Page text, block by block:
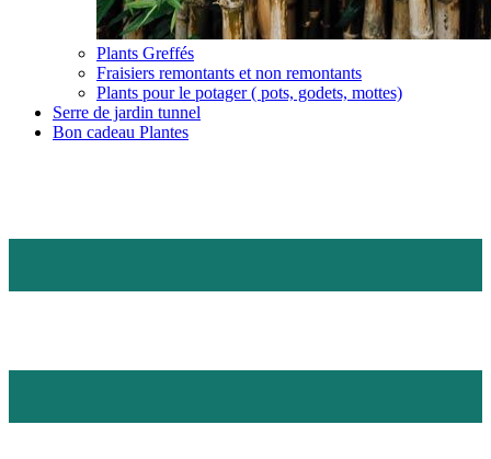
Plants Greffés
Fraisiers remontants et non remontants
Plants pour le potager ( pots, godets, mottes)
Serre de jardin tunnel
Bon cadeau Plantes